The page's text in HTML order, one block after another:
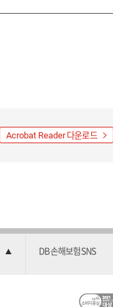
Acrobat Reader다운로드
DB손해보험SNS
C